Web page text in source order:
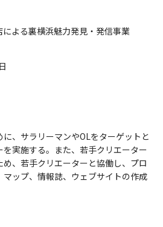
よる裏横浜魅力発見・発信事業
、サラリーマンやOLをターゲットと
を実施する。また、若手クリエーター
、若手クリエーターと協働し、プロ
ップ、情報誌、ウェブサイトの作成